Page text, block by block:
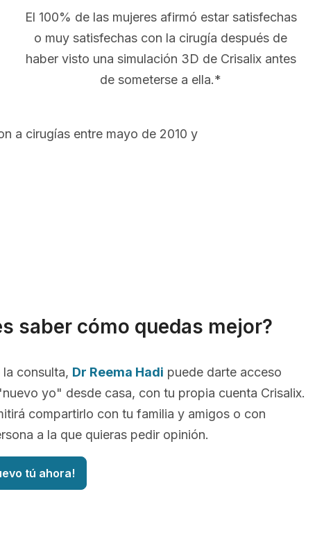
El 100% de las mujeres afirmó estar satisfechas
o muy satisfechas con la cirugía después de
haber visto una simulación 3D de Crisalix antes
de someterse a ella.*
a cirugías entre mayo de 2010 y
saber cómo quedas mejor?
la consulta, Dr Reema Hadi puede darte acceso
yo" desde casa, con tu propia cuenta Crisalix.
compartirlo con tu familia y amigos o con
a la que quieras pedir opinión.
tú ahora!